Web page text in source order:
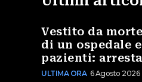
Vestito da
di un ospedale
pazienti:
ULTIMA ORA 6 Agosto 2026